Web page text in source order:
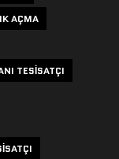
AÇMA
TESISATÇI